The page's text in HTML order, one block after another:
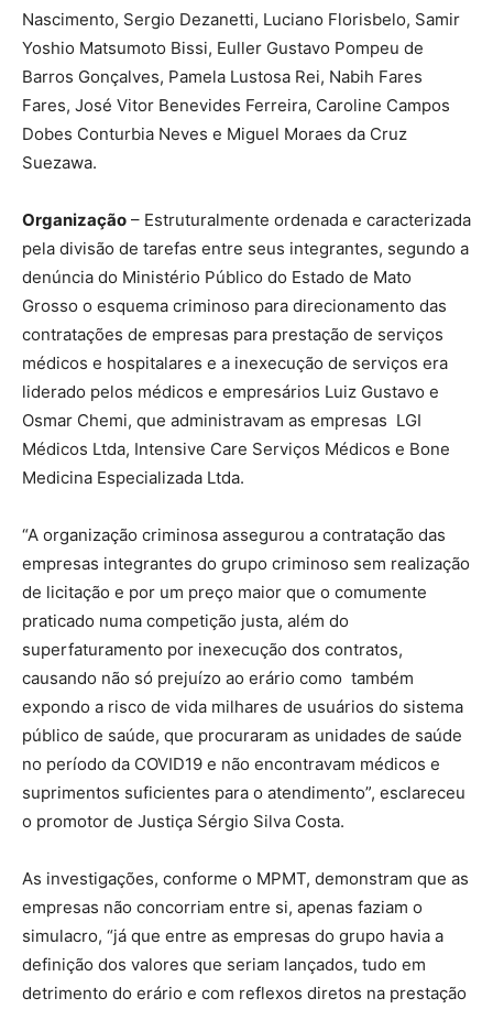
Nascimento, Sergio Dezanetti, Luciano Florisbelo, Samir
Yoshio Matsumoto Bissi, Euller Gustavo Pompeu de
Barros Gonçalves, Pamela Lustosa Rei, Nabih Fares
Fares, José Vitor Benevides Ferreira, Caroline Campos
Dobes Conturbia Neves e Miguel Moraes da Cruz
Suezawa.
Organização – Estruturalmente ordenada e caracterizada
pela divisão de tarefas entre seus integrantes, segundo a
denúncia do Ministério Público do Estado de Mato
Grosso o esquema criminoso para direcionamento das
contratações de empresas para prestação de serviços
médicos e hospitalares e a inexecução de serviços era
liderado pelos médicos e empresários Luiz Gustavo e
Osmar Chemi, que administravam as empresas LGI
Médicos Ltda, Intensive Care Serviços Médicos e Bone
Medicina Especializada Ltda.
“A organização criminosa assegurou a contratação das
empresas integrantes do grupo criminoso sem realização
de licitação e por um preço maior que o comumente
praticado numa competição justa, além do
superfaturamento por inexecução dos contratos,
causando não só prejuízo ao erário como também
expondo a risco de vida milhares de usuários do sistema
público de saúde, que procuraram as unidades de saúde
no período da COVID19 e não encontravam médicos e
suprimentos suficientes para o atendimento”, esclareceu
o promotor de Justiça Sérgio Silva Costa.
As investigações, conforme o MPMT, demonstram que as
empresas não concorriam entre si, apenas faziam o
simulacro, “já que entre as empresas do grupo havia a
definição dos valores que seriam lançados, tudo em
detrimento do erário e com reflexos diretos na prestação